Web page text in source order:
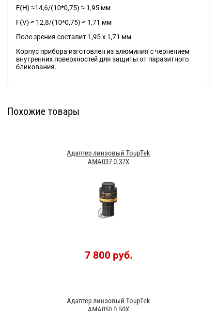
F(H) ≈14,6/(10*0,75) ≈ 1,95 мм
F(V) ≈ 12,8/(10*0,75) ≈ 1,71 мм
Поле зрения составит 1,95 x 1,71 мм
Корпус прибора изготовлен из алюминия с чернением
внутренних поверхностей для защиты от паразитного
бликования.
Похожие товары
Адаптер линзовый ToupTek
AMA037 0.37X
7 800 руб.
Адаптер линзовый ToupTek